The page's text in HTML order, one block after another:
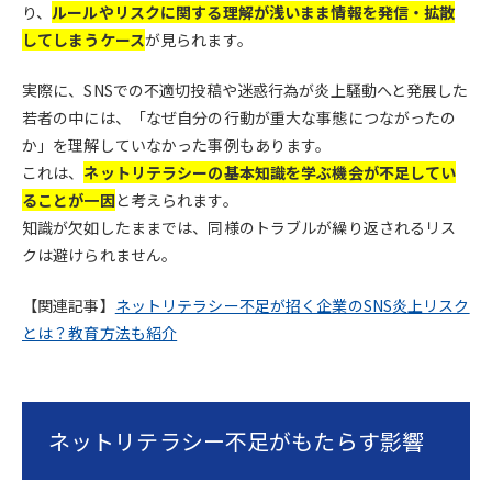
り、ルールやリスクに関する理解が浅いまま情報を発信・拡散
してしまうケースが見られます。
実際に、SNSでの不適切投稿や迷惑行為が炎上騒動へと発展した
若者の中には、「なぜ自分の行動が重大な事態につながったの
か」を理解していなかった事例もあります。
これは、 ネットリテラシーの基本知識を学ぶ機会が不足してい
ることが一因と考えられます。
知識が欠如したままでは、同様のトラブルが繰り返されるリス
クは避けられません。
【関連記事】 ネットリテラシー不足が招く企業のSNS炎上リスク
とは？教育方法も紹介
ネットリテラシー不足がもたらす影響